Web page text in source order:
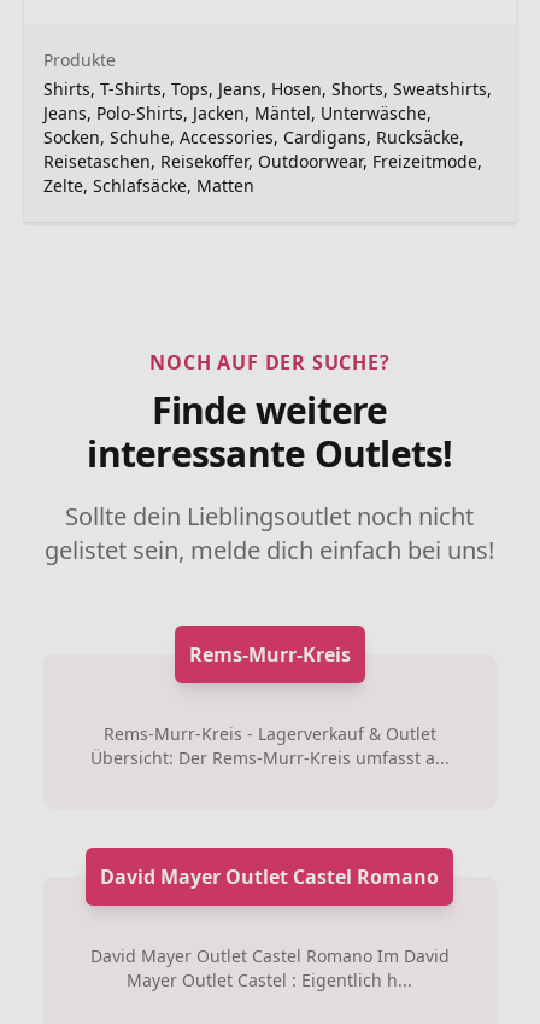
Produkte
Shirts, T-Shirts, Tops, Jeans, Hosen, Shorts, Sweatshirts,
Jeans, Polo-Shirts, Jacken, Mäntel, Unterwäsche,
Socken, Schuhe, Accessories, Cardigans, Rucksäcke,
Reisetaschen, Reisekoffer, Outdoorwear, Freizeitmode,
Zelte, Schlafsäcke, Matten
NOCH AUF DER SUCHE?
Finde weitere
interessante Outlets!
Sollte dein Lieblingsoutlet noch nicht
gelistet sein, melde dich einfach bei uns!
Rems-Murr-Kreis
Rems-Murr-Kreis - Lagerverkauf & Outlet
Übersicht: Der Rems-Murr-Kreis umfasst a...
David Mayer Outlet Castel Romano
David Mayer Outlet Castel Romano Im David
Mayer Outlet Castel : Eigentlich h...